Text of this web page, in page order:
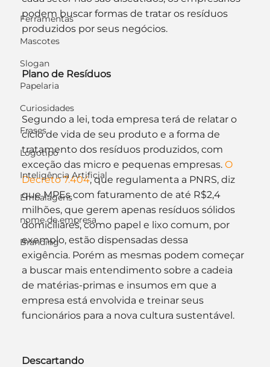
Ferramentas
Mascotes
Slogan
Papelaria
Curiosidades
Frases
Logotipo
Inteligência Artificial
Embalagens
nome de empresa
Branding
podem buscar formas de tratar os resíduos
produzidos por seus negócios.
Plano de Resíduos
Segundo a lei, toda empresa terá de relatar o
ciclo de vida de seu produto e a forma de
tratamento dos resíduos produzidos, com
exceção das micro e pequenas empresas. O
Decreto 7.404, que regulamenta a PNRS, diz
que MPEs com faturamento de até R$2,4
milhões, que gerem apenas resíduos sólidos
domiciliares, como papel e lixo comum, por
exemplo, estão dispensadas dessa
exigência. Porém as mesmas podem começar
a buscar mais entendimento sobre a cadeia
de matérias-primas e insumos em que a
empresa está envolvida e treinar seus
funcionários para a nova cultura sustentável.
Descartando